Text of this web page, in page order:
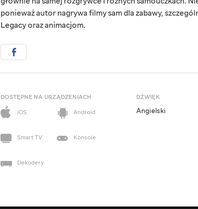
ponieważ autor nagrywa filmy sam dla zabawy,
Legacy oraz animacjom.
DOSTĘPNE NA URZĄDZENIACH
iOS
Android
Smart TV Konsole
Dekodery
DŹWIĘK
Angielski